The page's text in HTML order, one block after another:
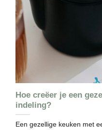
Hoe creëer je een
indeling?
Een gezellige keuken met